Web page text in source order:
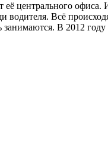
её центрального
Всё
В 2012